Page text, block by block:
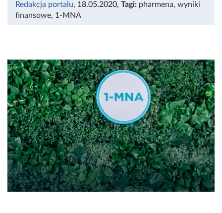
Redakcja portalu, 18.05.2020, Tagi: pharmena, wyniki
finansowe, 1-MNA